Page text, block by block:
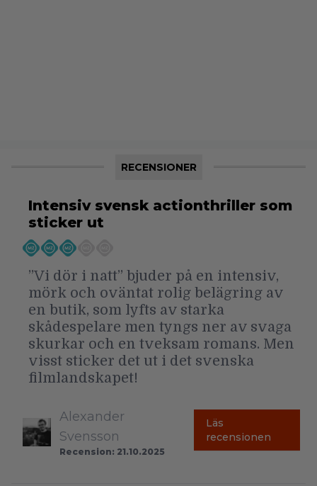
RECENSIONER
Intensiv svensk actionthriller som
sticker ut
”Vi dör i natt” bjuder på en intensiv,
mörk och oväntat rolig belägring av
en butik, som lyfts av starka
skådespelare men tyngs ner av svaga
skurkar och en tveksam romans. Men
visst sticker det ut i det svenska
filmlandskapet!
Alexander
Svensson
Recension: 21.10.2025
Läs
recensionen